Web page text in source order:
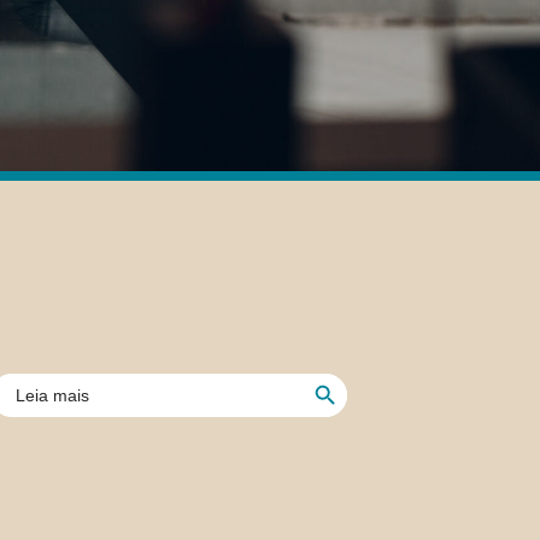
Search Button